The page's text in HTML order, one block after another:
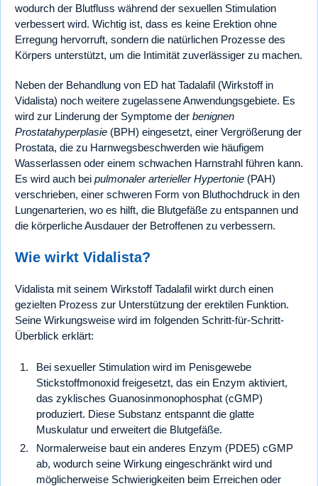
wodurch der Blutfluss während der sexuellen Stimulation
verbessert wird. Wichtig ist, dass es keine Erektion ohne
Erregung hervorruft, sondern die natürlichen Prozesse des
Körpers unterstützt, um die Intimität zuverlässiger zu machen.
Neben der Behandlung von ED hat Tadalafil (Wirkstoff in
Vidalista) noch weitere zugelassene Anwendungsgebiete. Es
wird zur Linderung der Symptome der benignen
Prostatahyperplasie (BPH) eingesetzt, einer Vergrößerung der
Prostata, die zu Harnwegsbeschwerden wie häufigem
Wasserlassen oder einem schwachen Harnstrahl führen kann.
Es wird auch bei pulmonaler arterieller Hypertonie (PAH)
verschrieben, einer schweren Form von Bluthochdruck in den
Lungenarterien, wo es hilft, die Blutgefäße zu entspannen und
die körperliche Ausdauer der Betroffenen zu verbessern.
Wie wirkt Vidalista?
Vidalista mit seinem Wirkstoff Tadalafil wirkt durch einen
gezielten Prozess zur Unterstützung der erektilen Funktion.
Seine Wirkungsweise wird im folgenden Schritt-für-Schritt-
Überblick erklärt:
Bei sexueller Stimulation wird im Penisgewebe
Stickstoffmonoxid freigesetzt, das ein Enzym aktiviert,
das zyklisches Guanosinmonophosphat (cGMP)
produziert. Diese Substanz entspannt die glatte
Muskulatur und erweitert die Blutgefäße.
Normalerweise baut ein anderes Enzym (PDE5) cGMP
ab, wodurch seine Wirkung eingeschränkt wird und
möglicherweise Schwierigkeiten beim Erreichen oder